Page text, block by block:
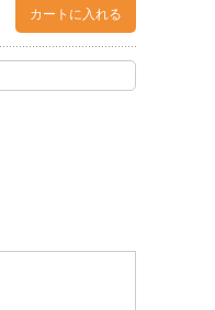
カートに入れる